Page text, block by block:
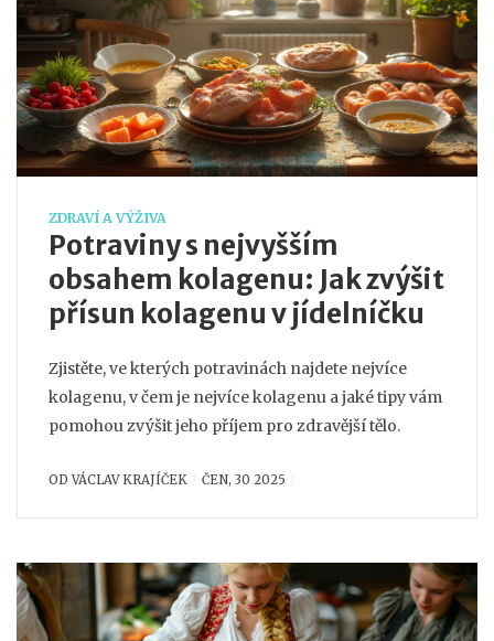
ZDRAVÍ A VÝŽIVA
Potraviny s nejvyšším
obsahem kolagenu: Jak zvýšit
přísun kolagenu v jídelníčku
Zjistěte, ve kterých potravinách najdete nejvíce
kolagenu, v čem je nejvíce kolagenu a jaké tipy vám
pomohou zvýšit jeho příjem pro zdravější tělo.
ODVÁCLAV KRAJÍČEK ČEN, 30 2025